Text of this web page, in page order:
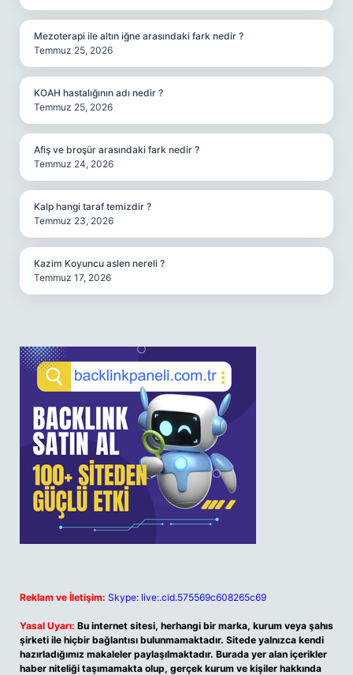
Mezoterapi ile altın iğne arasındaki fark nedir ?
Temmuz 25, 2026
KOAH hastalığının adı nedir ?
Temmuz 25, 2026
Afiş ve broşür arasındaki fark nedir ?
Temmuz 24, 2026
Kalp hangi taraf temizdir ?
Temmuz 23, 2026
Kazim Koyuncu aslen nereli ?
Temmuz 17, 2026
Reklam ve İletişim: Skype: live:.cid.575569c608265c69
Yasal Uyarı: Bu internet sitesi, herhangi bir marka, kurum veya şahıs
şirketi ile hiçbir bağlantısı bulunmamaktadır. Sitede yalnızca kendi
hazırladığımız makaleler paylaşılmaktadır. Burada yer alan içerikler
haber niteliği taşımamakta olup, gerçek kurum ve kişiler hakkında